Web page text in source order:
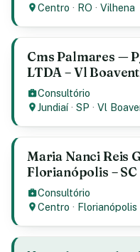
Centro · RO ·Vilhena
Cms Palmares —
LTDA – Vl
Consultório
Jundiaí ·SP ·Vl
Maria Nanci Reis
Florianópolis – SC
Consultório
Centro · Florianópolis